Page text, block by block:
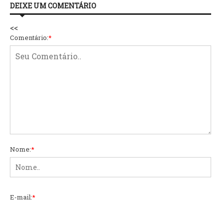
DEIXE UM COMENTÁRIO
<<
Comentário:*
Nome:*
E-mail:*